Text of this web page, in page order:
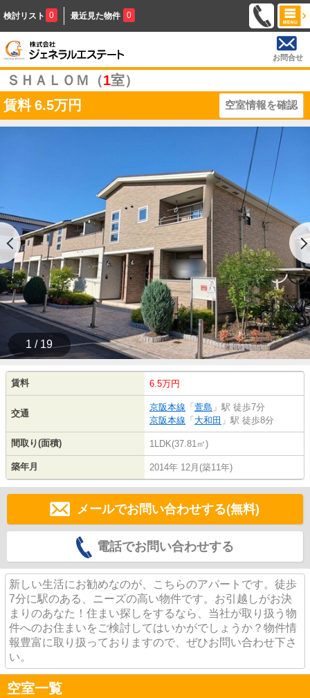
検討リスト 0 最近見た物件 0
お問合せ
ＳＨＡＬＯＭ（1室）
賃料 6.5万円 空室情報を確認
1 / 19
賃料 6.5万円
交通
京阪本線 「 萱島 」駅 徒歩7分
京阪本線 「 大和田 」駅 徒歩8分
間取り(面積) 1LDK(37.81㎡)
築年月 2014年 12月(築11年)
メールでお問い合わせする(無料)
電話でお問い合わせする
新しい生活にお勧めなのが、こちらのアパートです。徒歩
7分に駅のある、ニーズの高い物件です。お引越しがお決
まりのあなた！住まい探しをするなら、当社が取り扱う物
件へのお住まいをご検討してはいかがでしょうか？物件情
報豊富に取り扱っておりますので、ぜひお問い合わせ下さ
い。
空室一覧